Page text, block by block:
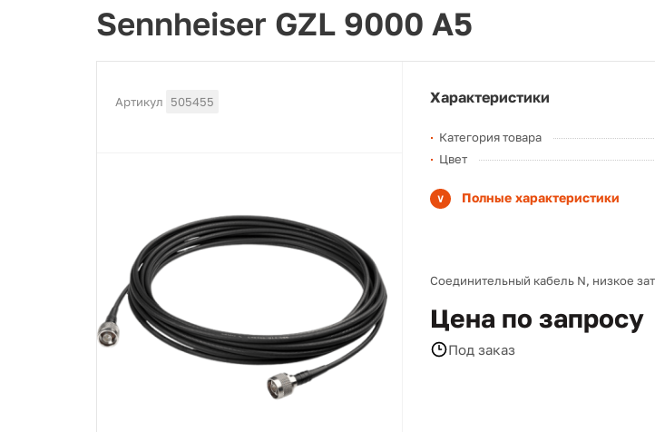
Sennheiser GZL 9000 A5
Артикул 505455 Характеристики
Категория товара
Цвет
Полные характеристики
Соединительный кабель N, низкое
Цена по запросу
Под заказ